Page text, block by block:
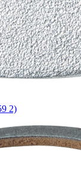
2)